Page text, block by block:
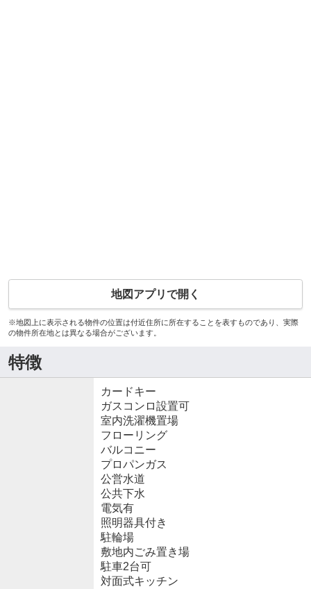
地図アプリで開く
※地図上に表示される物件の位置は付近住所に所在することを表すものであり、実際
の物件所在地とは異なる場合がございます。
特徴
カードキー
ガスコンロ設置可
室内洗濯機置場
フローリング
バルコニー
プロパンガス
公営水道
公共下水
電気有
照明器具付き
駐輪場
敷地内ごみ置き場
駐車2台可
対面式キッチン